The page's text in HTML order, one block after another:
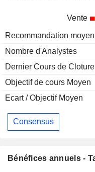
Vente
Recommandation
Nombre d'Analystes
Dernier Cours de Cloture
Objectif de cours Moyen
Ecart / Objectif Moyen
Consensus
Bénéfices annuels -